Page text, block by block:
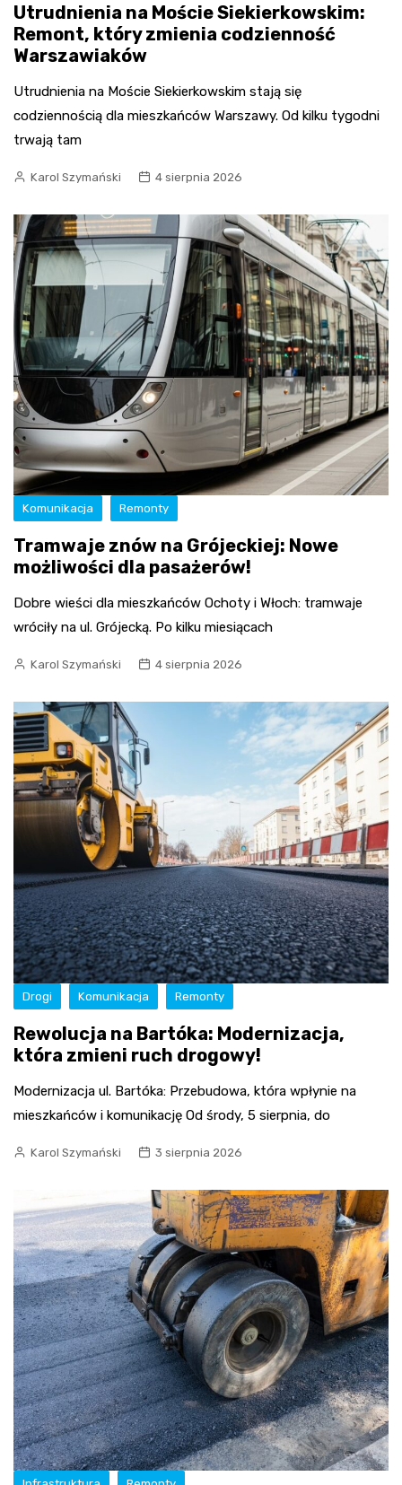
Utrudnienia na Moście Siekierkowskim:
Remont, który zmienia codzienność
Warszawiaków
Utrudnienia na Moście Siekierkowskim stają się
codziennością dla mieszkańców Warszawy. Od kilku tygodni
trwają tam
Karol Szymański 4 sierpnia 2026
Komunikacja Remonty
Tramwaje znów na Grójeckiej: Nowe
możliwości dla pasażerów!
Dobre wieści dla mieszkańców Ochoty i Włoch: tramwaje
wróciły na ul. Grójecką. Po kilku miesiącach
Karol Szymański 4 sierpnia 2026
Drogi Komunikacja Remonty
Rewolucja na Bartóka: Modernizacja,
która zmieni ruch drogowy!
Modernizacja ul. Bartóka: Przebudowa, która wpłynie na
mieszkańców i komunikację Od środy, 5 sierpnia, do
Karol Szymański 3 sierpnia 2026